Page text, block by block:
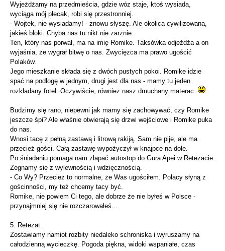
Wyjeżdżamy na przedmieścia, gdzie wóz staje, ktoś wysiada,
wyciąga mój plecak, robi się przestronniej.
- Wojtek, nie wysiadamy! - znowu słyszę. Ale okolica cywilizowana,
jakieś bloki. Chyba nas tu nikt nie zarżnie.
Ten, który nas porwał, ma na imię Romike. Taksówka odjeżdża a on
wyjaśnia, że wygrał bitwę o nas. Zwycięzca ma prawo ugościć
Polaków.
Jego mieszkanie składa się z dwóch pustych pokoi. Romike idzie
spać na podłogę w jednym, drugi jest dla nas - mamy tu jeden
rozkładany fotel. Oczywiście, również nasz dmuchany materac.
Budzimy się rano, niepewni jak mamy się zachowywać, czy Romike
jeszcze śpi? Ale właśnie otwierają się drzwi wejściowe i Romike puka
do nas.
Wnosi tacę z pełną zastawą i litrową rakiją. Sam nie pije, ale ma
przecież gości. Całą zastawę wypożyczył w knajpce na dole.
Po śniadaniu pomaga nam złapać autostop do Gura Apei w Retezacie.
Żegnamy się z wylewnością i wdzięcznością.
- Co Wy? Przecież to normalne, że Was ugościłem. Polacy słyną z
gościnności, my też chcemy tacy być.
Romike, nie powiem Ci tego, ale dobrze że nie byłeś w Polsce -
przynajmniej się nie rozczarowałeś...
5. Retezat.
Zostawiamy namiot rozbity niedaleko schroniska i wyruszamy na
całodzienną wycieczkę. Pogoda piękna, widoki wspaniałe, czas